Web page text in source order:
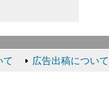
て 広告出稿について